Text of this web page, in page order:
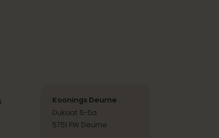
Koonings Deurne
Dukaat 5-5a
5751 PW Deurne